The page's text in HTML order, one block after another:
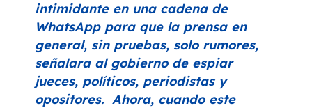
intimidante en una cadena de
WhatsApp para que la prensa en
general, sin pruebas, solo rumores,
señalara al gobierno de espiar
jueces, políticos, periodistas y
opositores. Ahora, cuando este